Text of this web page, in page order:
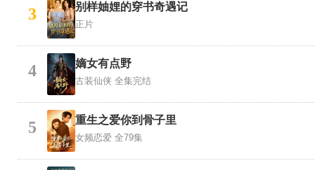
3 别样妯娌的穿书奇遇记
正片
4 嫡女有点野
古装仙侠 全集完结
5 重生之爱你到骨子里
女频恋爱 全79集